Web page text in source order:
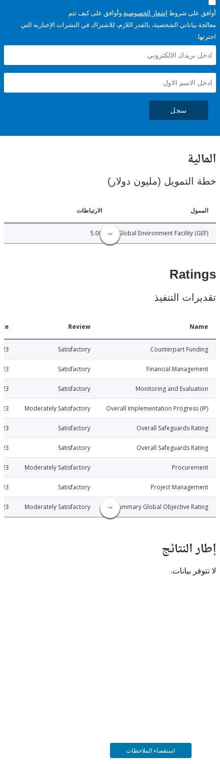
شروطإشعار الخصوصيةوأوافق على كيف تتم
الشخصية، بالقدر اللازم، للاشتراك في النشرات الإخبارية التي
(مليون دولار)
الارتباطات
Global Environment Facility
5.00
التنفيذ
Counterpart
Satisfactory
2015-06-23
Financial
Satisfactory
2015-06-23
Monitoring and
Satisfactory
2015-06-23
Overall Implementation
Moderately Satisfactory
2015-06-23
Overall Safeguards
Satisfactory
2015-06-23
Overall Safeguards
Satisfactory
2015-06-23
Moderately Satisfactory
2015-06-23
Project
Satisfactory
2015-06-23
Summary Global Objective
Moderately Satisfactory
2015-06-23
بيانات.
استقصاء الملاحظات